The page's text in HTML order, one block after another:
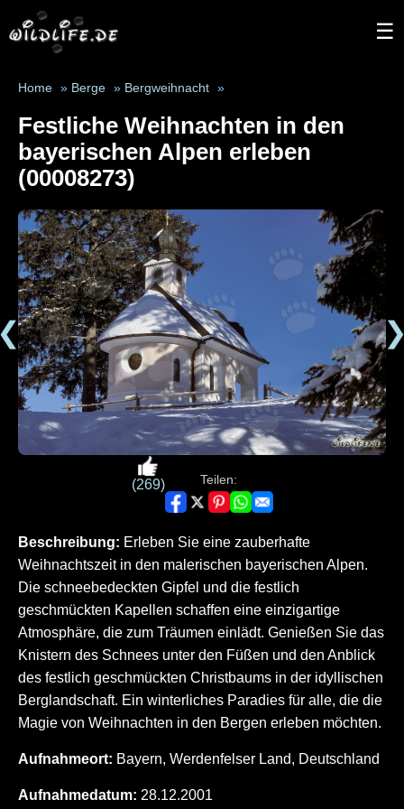
☰
Home » Berge » Bergweihnacht »
Festliche Weihnachten in den
bayerischen Alpen erleben
(00008273)
(269) Teilen:
Beschreibung: Erleben Sie eine zauberhafte
Weihnachtszeit in den malerischen bayerischen Alpen.
Die schneebedeckten Gipfel und die festlich
geschmückten Kapellen schaffen eine einzigartige
Atmosphäre, die zum Träumen einlädt. Genießen Sie das
Knistern des Schnees unter den Füßen und den Anblick
des festlich geschmückten Christbaums in der idyllischen
Berglandschaft. Ein winterliches Paradies für alle, die die
Magie von Weihnachten in den Bergen erleben möchten.
Aufnahmeort: Bayern, Werdenfelser Land, Deutschland
Aufnahmedatum: 28.12.2001